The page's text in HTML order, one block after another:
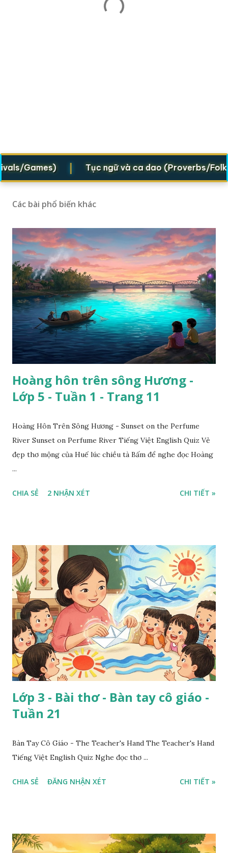
Games) | Tục ngữ và ca dao (Proverbs/Folk
Các bài phổ biến khác
Hoàng hôn trên sông Hương -
Lớp 5 - Tuần 1 - Trang 11
Hoàng Hôn Trên Sông Hương - Sunset on the Perfume
River Sunset on Perfume River Tiếng Việt English Quiz Vẻ
đẹp thơ mộng của Huế lúc chiều tà Bấm để nghe đọc Hoàng
...
CHIA SẺ 2 NHẬN XÉT CHI TIẾT »
Lớp 3 - Bài thơ - Bàn tay cô giáo -
Tuần 21
Bàn Tay Cô Giáo - The Teacher's Hand The Teacher's Hand
Tiếng Việt English Quiz Nghe đọc thơ ...
CHIA SẺ ĐĂNG NHẬN XÉT CHI TIẾT »